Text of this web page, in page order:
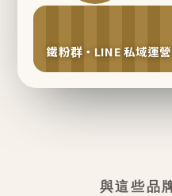
鐵粉群・LINE 私域運
與這些品